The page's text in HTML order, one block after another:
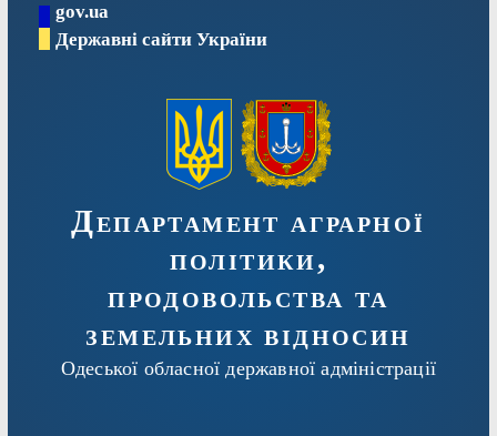
Перейтиgov.ua
Державні сайти України
Департамент аграрної
політики,
продовольства та
земельних відносин
Одеської обласної державної адміністрації